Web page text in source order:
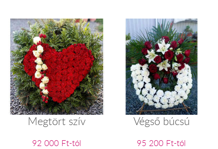
Megtört szív
92 000 Ft-tól
Végső búcsú
95 200 Ft-tól